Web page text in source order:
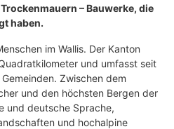
– Bauwerke, die
haben.
im Wallis. Der Kanton
und umfasst seit
Zwischen dem
und den höchsten Bergen der
und deutsche Sprache,
und hochalpine